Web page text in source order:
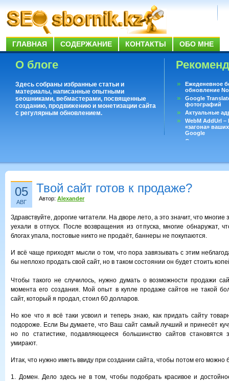
ГЛАВНАЯ СОДЕРЖАНИЕ КОНТАКТЫ ОБО МНЕ
О блоге
Здесь собраны избранные статьи и
материалы, написанные опытными
seoшниками, вебмастерами, посвященные
созданию, продвижению и монетизации сайта
с регулярным обновлением.
Ежеденевное
обновление
Google
фотографий
Актуальные
WebM AddUrl
«загона»
Google
Существует
05
АВГ
Твой сайт готов к продаже?
Автор: Alexander
Здравствуйте, дорогие читатели. На дворе лето, а это значит, что многие
уехали в отпуск. После возвращения из отпуска, многие обнаружат,
блогах упала, постовые никто не продаёт, баннеры не покупаются.
И всё чаще приходят мысли о том, что пора завязывать с этим
бы неплохо продать свой сайт, но в таком состоянии он будет стоить
Чтобы такого не случилось, нужно думать о возможности продажи
момента его создания. Мой опыт в купле продаже сайтов не такой
сайт, который я продал, стоил 60 долларов.
Но кое что я всё таки усвоил и теперь знаю, как придать сайту
подороже. Если Вы думаете, что Ваш сайт самый лучший и принесёт
но по статистике, подавляющееся большинство сайтов
умирают.
Итак, что нужно иметь ввиду при создании сайта, чтобы потом его можно
1. Домен. Дело здесь не в том, чтобы подобрать красивое и